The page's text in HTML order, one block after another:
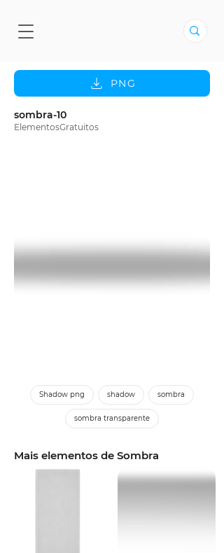
PNG
sombra-10
ElementosGratuitos
Shadow png shadow sombra
sombra transparente
Mais elementos de Sombra